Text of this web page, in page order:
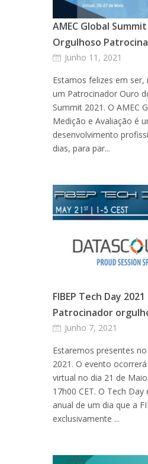
AMEC Global
Orgulhoso
Junho 11, 2021
Estamos felizes em ser,
um Patrocinador Ouro
Summit 2021. O AMEC
Medição e Avaliação é
desenvolvimento
dias, para par...
FIBEP Tech Day 2021
Patrocinador
Junho 7, 2021
Estaremos presentes
2021. O evento
virtual no dia 21 de
17h00 CET. O Tech
anual de um dia que a
exclusivamente ...